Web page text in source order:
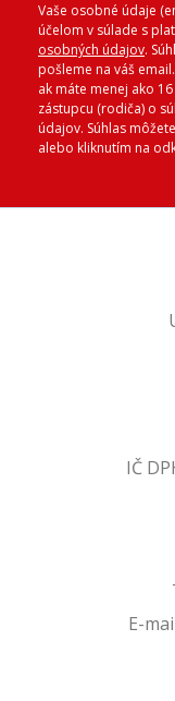
Vaše osobné údaje
účelom v súlade s
osobných údajov.
pošleme na váš
ak máte menej ako
zástupcu (rodiča) o
údajov. Súhlas
alebo kliknutím na
IČ
E-